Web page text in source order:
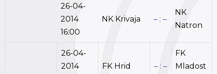
26-04-
2014
16:00
NK Krivaja – : –
NK
Natron
26-04-
2014
FK Hrid – : –
FK
Mladost